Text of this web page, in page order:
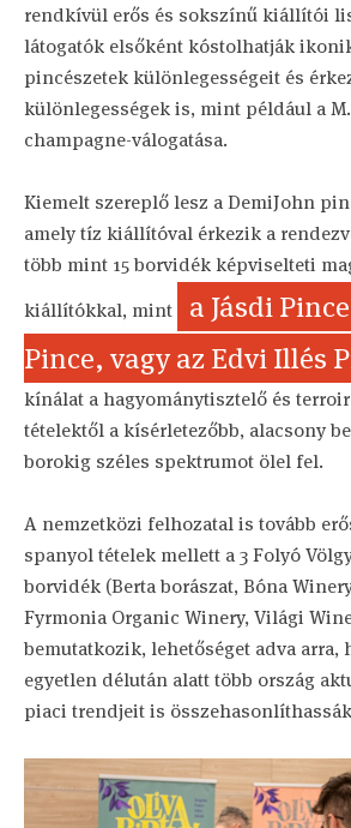
rendkívül erős és sokszínű kiállítói
látogatók elsőként kóstolhatják
pincészetek különlegességeit és
különlegességek is, mint például a
champagne-válogatása.
Kiemelt szereplő lesz a DemiJohn
amely tíz kiállítóval érkezik a
több mint 15 borvidék képviselteti
kiállítókkal, mint
a Jásdi
Pince, vagy az Edvi Illés
kínálat a hagyománytisztelő és
tételektől a kísérletezőbb, alacsony
borokig széles spektrumot ölel fel.
A nemzetközi felhozatal is tovább
spanyol tételek mellett a 3 Folyó
borvidék (Berta borászat, Bóna
Fyrmonia Organic Winery, Világi
bemutatkozik, lehetőséget adva arra,
egyetlen délután alatt több ország
piaci trendjeit is